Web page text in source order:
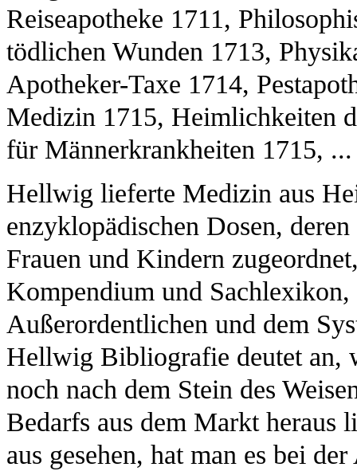
Reiseapotheke 1711,
tödlichen Wunden 1713,
Apotheker-Taxe 1714,
Medizin 1715, Heimlichkeiten
für Männerkrankheiten 1715, ...
Hellwig lieferte Medizin aus
enzyklopädischen Dosen,
Frauen und Kindern
Kompendium und
Außerordentlichen und dem
Hellwig Bibliografie deutet an,
noch nach dem Stein des
Bedarfs aus dem Markt heraus
aus gesehen, hat man es bei